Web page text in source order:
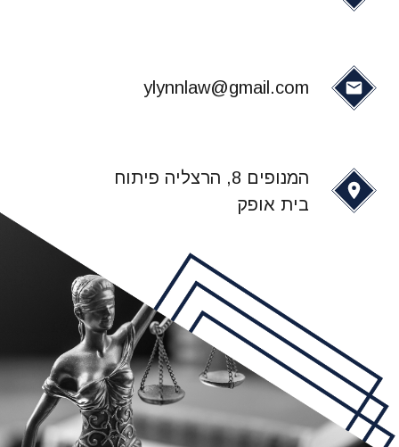
ylynnlaw@gmail.com
המנופים 8, הרצליה פיתוח
בית אופק